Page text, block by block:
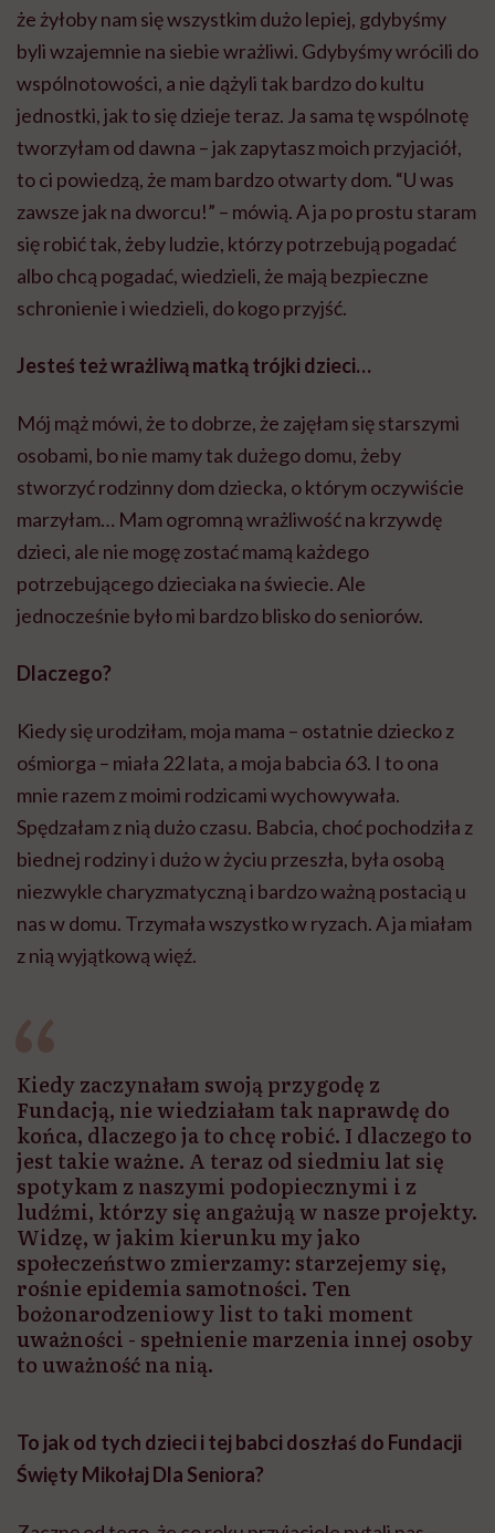
że żyłoby nam się wszystkim dużo lepiej, gdybyśmy
byli wzajemnie na siebie wrażliwi. Gdybyśmy wrócili do
wspólnotowości, a nie dążyli tak bardzo do kultu
jednostki, jak to się dzieje teraz. Ja sama tę wspólnotę
tworzyłam od dawna – jak zapytasz moich przyjaciół,
to ci powiedzą, że mam bardzo otwarty dom. “U was
zawsze jak na dworcu!” – mówią. A ja po prostu staram
się robić tak, żeby ludzie, którzy potrzebują pogadać
albo chcą pogadać, wiedzieli, że mają bezpieczne
schronienie i wiedzieli, do kogo przyjść.
Jesteś też wrażliwą matką trójki dzieci…
Mój mąż mówi, że to dobrze, że zajęłam się starszymi
osobami, bo nie mamy tak dużego domu, żeby
stworzyć rodzinny dom dziecka, o którym oczywiście
marzyłam… Mam ogromną wrażliwość na krzywdę
dzieci, ale nie mogę zostać mamą każdego
potrzebującego dzieciaka na świecie. Ale
jednocześnie było mi bardzo blisko do seniorów.
Dlaczego?
Kiedy się urodziłam, moja mama – ostatnie dziecko z
ośmiorga – miała 22 lata, a moja babcia 63. I to ona
mnie razem z moimi rodzicami wychowywała.
Spędzałam z nią dużo czasu. Babcia, choć pochodziła z
biednej rodziny i dużo w życiu przeszła, była osobą
niezwykle charyzmatyczną i bardzo ważną postacią u
nas w domu. Trzymała wszystko w ryzach. A ja miałam
z nią wyjątkową więź.
Kiedy zaczynałam swoją przygodę z
Fundacją, nie wiedziałam tak naprawdę do
końca, dlaczego ja to chcę robić. I dlaczego to
jest takie ważne. A teraz od siedmiu lat się
spotykam z naszymi podopiecznymi i z
ludźmi, którzy się angażują w nasze projekty.
Widzę, w jakim kierunku my jako
społeczeństwo zmierzamy: starzejemy się,
rośnie epidemia samotności. Ten
bożonarodzeniowy list to taki moment
uważności - spełnienie marzenia innej osoby
to uważność na nią.
To jak od tych dzieci i tej babci doszłaś do Fundacji
Święty Mikołaj Dla Seniora?